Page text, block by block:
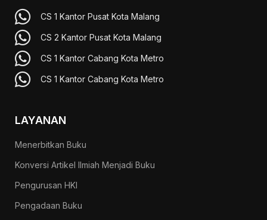
CS 1 Kantor Pusat Kota Malang
CS 2 Kantor Pusat Kota Malang
CS 1 Kantor Cabang Kota Metro
CS 1 Kantor Cabang Kota Metro
LAYANAN
Menerbitkan Buku
Konversi Artikel Ilmiah Menjadi Buku
Pengurusan HKI
Pengadaan Buku